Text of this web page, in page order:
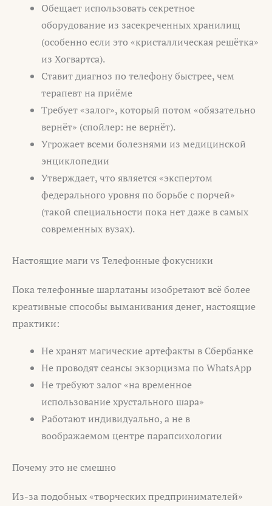
Обещает использовать секретное
оборудование из засекреченных хранилищ
(особенно если это «кристаллическая решётка»
из Хогвартса).
Ставит диагноз по телефону быстрее, чем
терапевт на приёме
Требует «залог», который потом «обязательно
вернёт» (спойлер: не вернёт).
Угрожает всеми болезнями из медицинской
энциклопедии
Утверждает, что является «экспертом
федерального уровня по борьбе с порчей»
(такой специальности пока нет даже в самых
современных вузах).
Настоящие маги vs Телефонные фокусники
Пока телефонные шарлатаны изобретают всё более
креативные способы выманивания денег, настоящие
практики:
Не хранят магические артефакты в Сбербанке
Не проводят сеансы экзорцизма по WhatsApp
Не требуют залог «на временное
использование хрустального шара»
Работают индивидуально, а не в
воображаемом центре парапсихологии
Почему это не смешно
Из-за подобных «творческих предпринимателей»